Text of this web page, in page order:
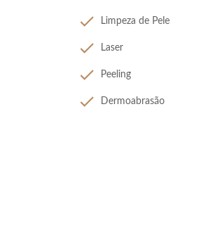
Limpeza de Pele
Laser
Peeling
Dermoabrasão